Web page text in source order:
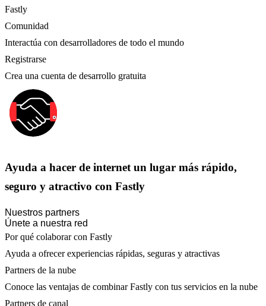
Fastly
Comunidad
Interactúa con desarrolladores de todo el mundo
Registrarse
Crea una cuenta de desarrollo gratuita
Ayuda a hacer de internet un lugar más rápido,
seguro y atractivo con Fastly
Nuestros partners
Únete a nuestra red
Por qué colaborar con Fastly
Ayuda a ofrecer experiencias rápidas, seguras y atractivas
Partners de la nube
Conoce las ventajas de combinar Fastly con tus servicios en la nube
Partners de canal